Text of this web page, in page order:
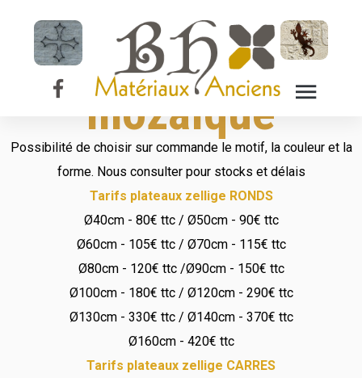
Plateau de table
en zellige -
mozaïque
Possibilité de choisir sur commande le motif, la couleur et la
forme. Nous consulter pour stocks et délais
Tarifs plateaux zellige RONDS
Ø40cm - 80€ ttc / Ø50cm - 90€ ttc
Ø60cm - 105€ ttc / Ø70cm - 115€ ttc
Ø80cm - 120€ ttc /Ø90cm - 150€ ttc
Ø100cm - 180€ ttc / Ø120cm - 290€ ttc
Ø130cm - 330€ ttc / Ø140cm - 370€ ttc
Ø160cm - 420€ ttc
Tarifs plateaux zellige CARRES